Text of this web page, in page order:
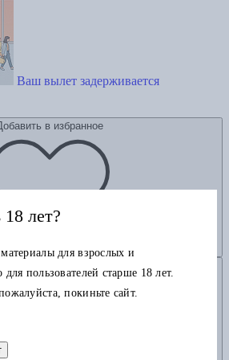
Ваш вылет задерживается
в избранное
Добавить в корзину
лет?
для взрослых и
для пользователей старше 18 лет.
покиньте сайт.